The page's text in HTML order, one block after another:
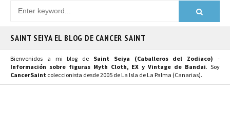
SAINT SEIYA EL BLOG DE CANCER SAINT
Bienvenidos a mi blog de Saint Seiya (Caballeros del Zodiaco) -
Información sobre figuras Myth Cloth, EX y Vintage de Bandai. Soy
CancerSaint coleccionista desde 2005 de La Isla de La Palma (Canarias).